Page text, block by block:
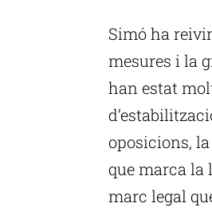
Simó ha
mesures i la
han estat
oposicions,
que marca la
marc legal